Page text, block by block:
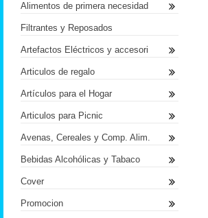
Alimentos de primera necesidad
Filtrantes y Reposados
Artefactos Eléctricos y accesori
Articulos de regalo
Artículos para el Hogar
Articulos para Picnic
Avenas, Cereales y Comp. Alim.
Bebidas Alcohólicas y Tabaco
Cover
Promocion